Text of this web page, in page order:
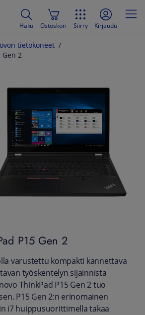
Haku Ostoskori Siirry Kirjaudu
tietokoneet
Gen 2
P15 Gen 2
varustettu kompakti kannettava
työskentelyn sijainnista
ThinkPad P15 Gen 2 tuo
P15 Gen 2:n erinomainen
i7 huippusuorittimella takaa